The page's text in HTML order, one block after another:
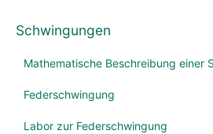
Schwingungen
Federschwingung
Labor zur Federschwingung